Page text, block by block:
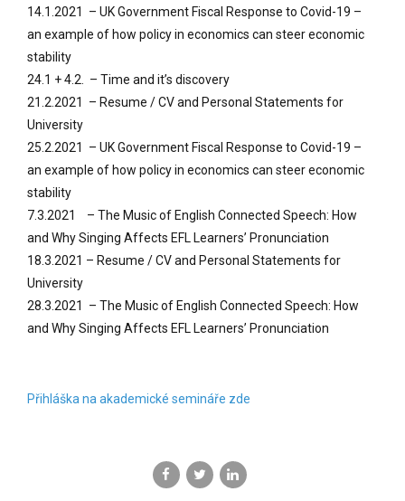
14.1.2021 – UK Government Fiscal Response to Covid-19 –
an example of how policy in economics can steer economic
stability
24.1 + 4.2. – Time and it’s discovery
21.2.2021 – Resume / CV and Personal Statements for
University
25.2.2021 – UK Government Fiscal Response to Covid-19 –
an example of how policy in economics can steer economic
stability
7.3.2021 – The Music of English Connected Speech: How
and Why Singing Affects EFL Learners’ Pronunciation
18.3.2021 – Resume / CV and Personal Statements for
University
28.3.2021 – The Music of English Connected Speech: How
and Why Singing Affects EFL Learners’ Pronunciation
Přihláška na akademické semináře zde